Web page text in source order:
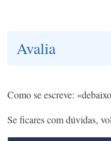
Avalia
Como se escreve:
Se ficares com dúvidas,